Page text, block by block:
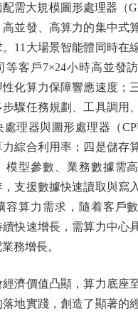
需大規模圖形處理器（
並發、高算力的集中式
11大場景智能體同時在
等客戶7×24小時高並發
化算力保障響應速度；
驟任務規劃、工具調用
理器與圖形處理器（
力綜合利用率；四是儲存
模型參數、業務數據需
支援數據快速讀取與寫
容算力需求，隨着客戶
續快速增長，需算力中心
務增長。
價值凸顯，算力底座
地實踐，創造了顯著的